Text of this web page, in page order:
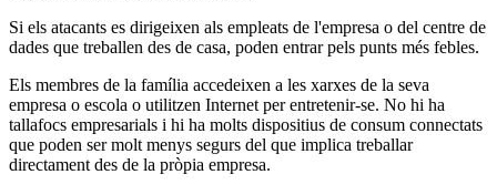
Si els atacants es dirigeixen als empleats de l'empresa o del centre de
dades que treballen des de casa, poden entrar pels punts més febles.
Els membres de la família accedeixen a les xarxes de la seva
empresa o escola o utilitzen Internet per entretenir-se. No hi ha
tallafocs empresarials i hi ha molts dispositius de consum connectats
que poden ser molt menys segurs del que implica treballar
directament des de la pròpia empresa.